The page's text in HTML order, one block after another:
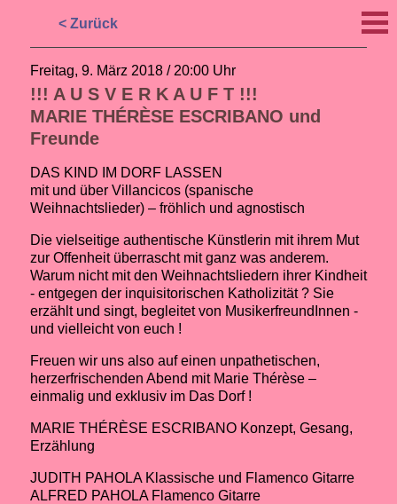
< Zurück
Freitag, 9. März 2018 / 20:00 Uhr
!!! A U S V E R K A U F T !!!
MARIE THÉRÈSE ESCRIBANO und
Freunde
DAS KIND IM DORF LASSEN
mit und über Villancicos (spanische
Weihnachtslieder) – fröhlich und agnostisch
Die vielseitige authentische Künstlerin mit ihrem Mut
zur Offenheit überrascht mit ganz was anderem.
Warum nicht mit den Weihnachtsliedern ihrer Kindheit
- entgegen der inquisitorischen Katholizität ? Sie
erzählt und singt, begleitet von MusikerfreundInnen -
und vielleicht von euch !
Freuen wir uns also auf einen unpathetischen,
herzerfrischenden Abend mit Marie Thérèse –
einmalig und exklusiv im Das Dorf !
MARIE THÉRÈSE ESCRIBANO Konzept, Gesang,
Erzählung
JUDITH PAHOLA Klassische und Flamenco Gitarre
ALFRED PAHOLA Flamenco Gitarre